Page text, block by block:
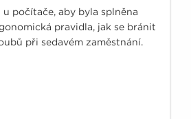
počítače, aby byla splněna
pravidla, jak se bránit
při sedavém zaměstnání.